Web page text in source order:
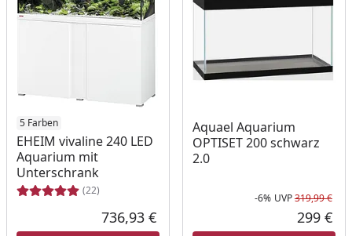
5 Farben
EHEIM vivaline 240 LED
Aquarium mit
Unterschrank
(22)
Aktueller Preis
736,93 €
Aquael Aquarium
OPTISET 200 schwarz
2.0
-6% UVP319,99 €
299 €